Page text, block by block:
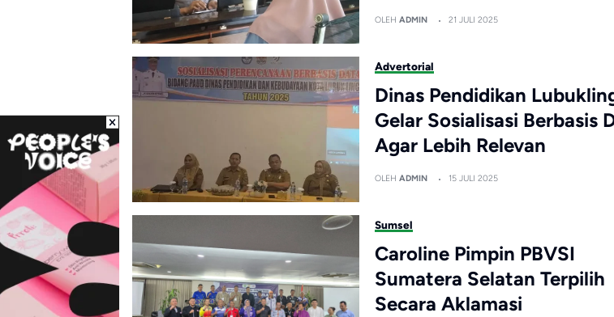
OLEHADMIN 21 JULI 2025
Advertorial
Dinas Pendidikan
Gelar Sosialisasi Berbasis
Agar Lebih Relevan
OLEHADMIN 15 JULI 2025
Sumsel
Caroline Pimpin PBVSI
Sumatera Selatan Terpilih
Secara Aklamasi